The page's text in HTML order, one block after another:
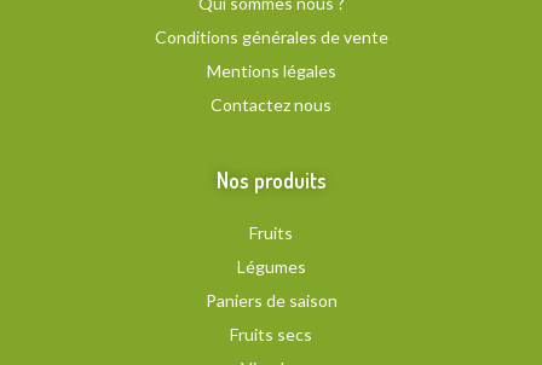
Conditions générales de vente
Mentions légales
Contactez nous
Nos produits
Fruits
Légumes
Paniers de saison
Fruits secs